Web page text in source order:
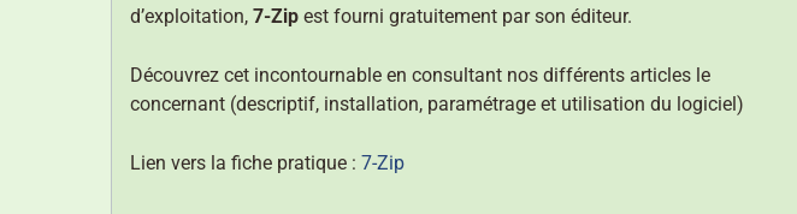
d’exploitation, 7-Zip est fourni gratuitement par son éditeur.
Découvrez cet incontournable en consultant nos différents articles le
concernant (descriptif, installation, paramétrage et utilisation du logiciel)
Lien vers la fiche pratique : 7-Zip